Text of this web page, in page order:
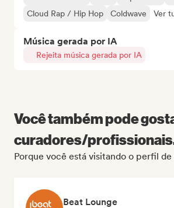
Cloud Rap / Hip Hop
Coldwave Ver
Música gerada por IA
Rejeita música gerada por IA
Você também pode
curadores/
Porque você está visitando o perfil de
Beat Lounge